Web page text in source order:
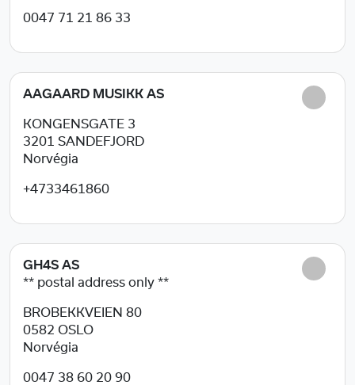
0047 71 21 86 33
AAGAARD MUSIKK AS
KONGENSGATE 3
3201 SANDEFJORD
Norvégia
+4733461860
GH4S AS
** postal address only **
BROBEKKVEIEN 80
0582 OSLO
Norvégia
0047 38 60 20 90